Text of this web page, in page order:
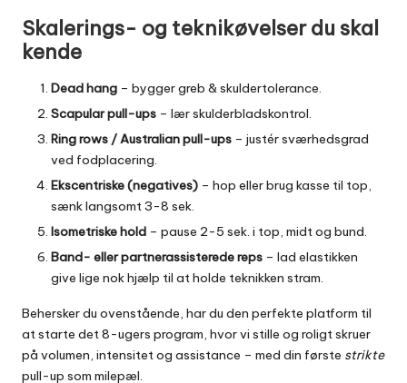
Skalerings- og teknikøvelser du skal
kende
Dead hang – bygger greb & skuldertolerance.
Scapular pull-ups – lær skulderbladskontrol.
Ring rows / Australian pull-ups – justér sværhedsgrad
ved fodplacering.
Ekscentriske (negatives) – hop eller brug kasse til top,
sænk langsomt 3-8 sek.
Isometriske hold – pause 2-5 sek. i top, midt og bund.
Band- eller partnerassisterede reps – lad elastikken
give lige nok hjælp til at holde teknikken stram.
Behersker du ovenstående, har du den perfekte platform til
at starte det 8-ugers program, hvor vi stille og roligt skruer
på volumen, intensitet og assistance – med din første strikte
pull-up som milepæl.